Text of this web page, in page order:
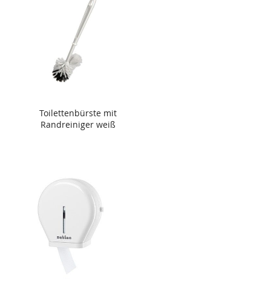
Toilettenbürste mit
Randreiniger weiß